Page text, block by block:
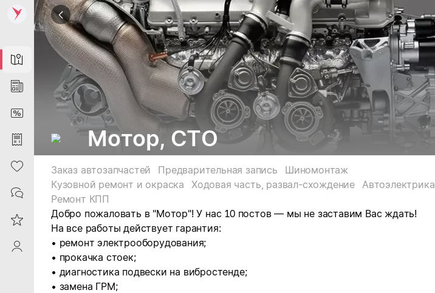
Map
News
DiscountCard
Purchases
Heart
Contacts
Reviews
ProfileSaby
Мотор, СТО
Заказ автозапчастей Предварительная запись
Шиномонтаж
Кузовной ремонт и окраска
Ходовая часть, развал-схождение
Автоэлектрика
Ремонт КПП
Добро пожаловать в "Мотор"! У нас 10 постов — мы не заставим Вас ждать!
На все работы действует гарантия:
• ремонт электрооборудования;
• прокачка стоек;
• диагностика подвески на вибростенде;
• замена ГРМ;